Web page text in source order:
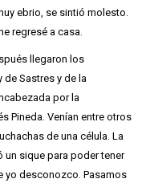
ebrio, se sintió molesto.
regresé a casa.
llegaron los
Sastres y de la
por la
Pineda. Venían entre otros
de una célula. La
un sique para poder tener
yo desconozco. Pasamos